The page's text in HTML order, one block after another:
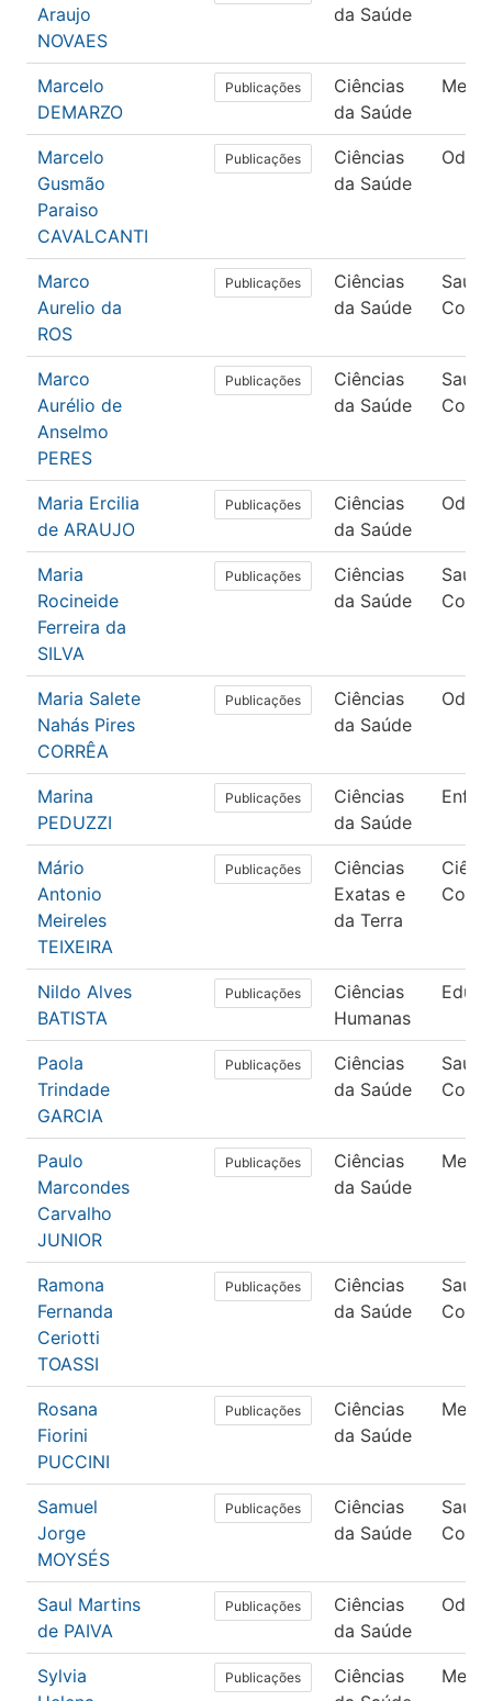
Araujo
NOVAES
da Saúde
Marcelo
DEMARZO
Publicações
Ciências
da Saúde
Marcelo
Gusmão
Paraiso
CAVALCANTI
Publicações
Ciências
da Saúde
Marco
Aurelio da
ROS
Publicações
Ciências
da Saúde
Saúde
Marco
Aurélio de
Anselmo
PERES
Publicações
Ciências
da Saúde
Saúde
Maria Ercilia
de ARAUJO
Publicações
Ciências
da Saúde
Maria
Rocineide
Ferreira da
SILVA
Publicações
Ciências
da Saúde
Saúde
Maria Salete
Nahás Pires
CORRÊA
Publicações
Ciências
da Saúde
Marina
PEDUZZI
Publicações
Ciências
da Saúde
Mário
Antonio
Meireles
TEIXEIRA
Publicações
Ciências
Exatas e
da Terra
Nildo Alves
BATISTA
Publicações
Ciências
Humanas
Paola
Trindade
GARCIA
Publicações
Ciências
da Saúde
Saúde
Paulo
Marcondes
Carvalho
JUNIOR
Publicações
Ciências
da Saúde
Ramona
Fernanda
Ceriotti
TOASSI
Publicações
Ciências
da Saúde
Saúde
Rosana
Fiorini
PUCCINI
Publicações
Ciências
da Saúde
Samuel
Jorge
MOYSÉS
Publicações
Ciências
da Saúde
Saúde
Saul Martins
de PAIVA
Publicações
Ciências
da Saúde
Sylvia
Publicações
Ciências